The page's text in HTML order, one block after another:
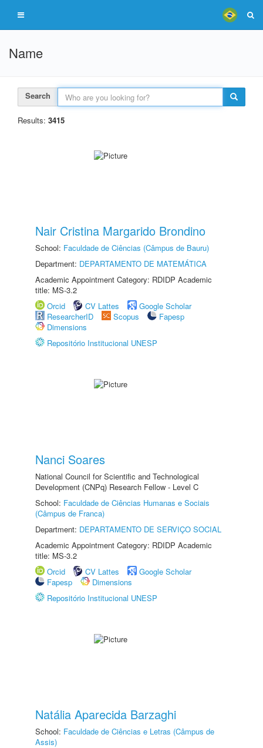
Name
Search
Results: 3415
Nair Cristina Margarido Brondino
School: Faculdade de Ciências (Câmpus de Bauru)
Department: DEPARTAMENTO DE MATEMÁTICA
Academic Appointment Category: RDIDP Academic
title: MS-3.2
Orcid
CV Lattes
Google Scholar
ResearcherID
Scopus
Fapesp
Dimensions
Repositório Institucional UNESP
Nanci Soares
National Council for Scientific and Technological
Development (CNPq) Research Fellow - Level C
School: Faculdade de Ciências Humanas e Sociais
(Câmpus de Franca)
Department: DEPARTAMENTO DE SERVIÇO SOCIAL
Academic Appointment Category: RDIDP Academic
title: MS-3.2
Orcid
CV Lattes
Google Scholar
Fapesp
Dimensions
Repositório Institucional UNESP
Natália Aparecida Barzaghi
School: Faculdade de Ciências e Letras (Câmpus de
Assis)